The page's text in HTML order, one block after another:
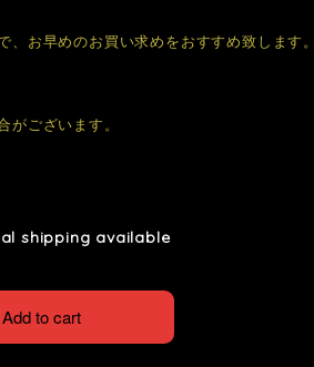
お早めのお買い求めをおすすめ致します。
がございます。
shipping available
Add to cart